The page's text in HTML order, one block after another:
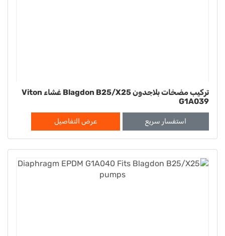
تركيب مضخات بلاجدون Blagdon B25/X25 غشاء Viton
G1A039
استفسار سريع عرض التفاصيل